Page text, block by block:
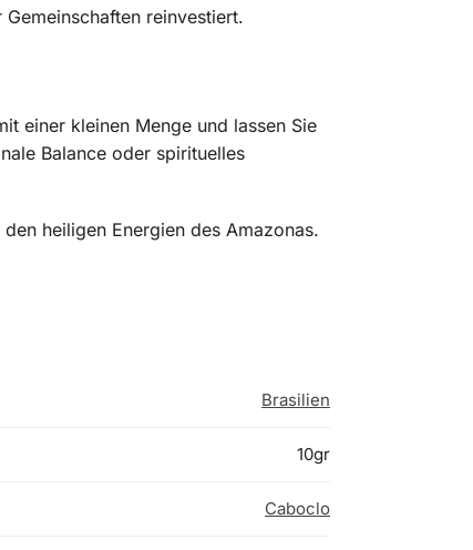
reinvestiert.
einer kleinen Menge und lassen Sie
Balance oder spirituelles
heiligen Energien des Amazonas.
Brasilien
10gr
Caboclo